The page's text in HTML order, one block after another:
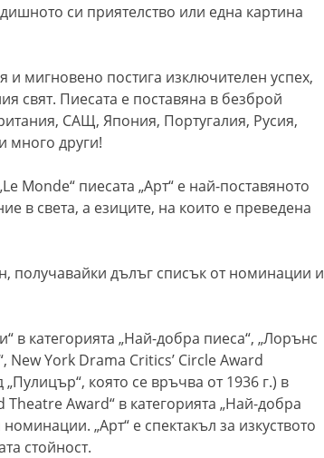
си приятелство или една картина
и мигновено постига изключителен успех,
свят. Пиесата е поставяна в безброй
САЩ, Япония, Португалия, Русия,
много други!
Monde“ пиесата „Арт“ е най-поставяното
в света, а езиците, на които е преведена
получавайки дълъг списък от номинации и
в категорията „Най-добра пиеса“, „Лорънс
New York Drama Critics’ Circle Award
която се връчва от 1936 г.) в
Theatre Award“ в категорията „Най-добра
„Арт“ е спектакъл за изкуството
стойност.